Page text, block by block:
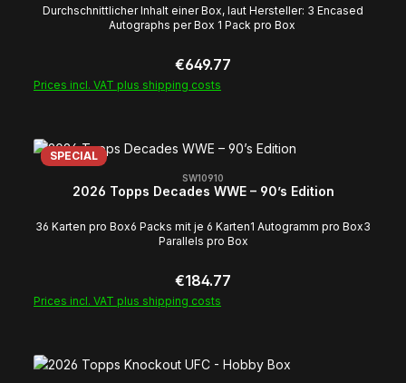
Durchschnittlicher Inhalt einer Box, laut Hersteller: 3 Encased
Autographs per Box 1 Pack pro Box
Regular price:
€649.77
Prices incl. VAT plus shipping costs
SPECIAL
SW10910
2026 Topps Decades WWE – 90’s Edition
36 Karten pro Box6 Packs mit je 6 Karten1 Autogramm pro Box3
Parallels pro Box
Regular price:
€184.77
Prices incl. VAT plus shipping costs